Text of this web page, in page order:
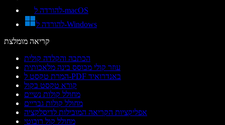
להורדה ל-macOS
להורדה ל-Windows
קריאה מומלצת
הכתבה והקלדה קולית
עוזר קולי מבוסס בינה מלאכותית
המרת טקסט ל-PDF באנדרואיד
קורא טקסט בקול
מחולל קולות נשיים
מחולל קולות גבריים
אפליקציות הקריאה המובילות לדיסלקציה
מחולל קול רובוטי